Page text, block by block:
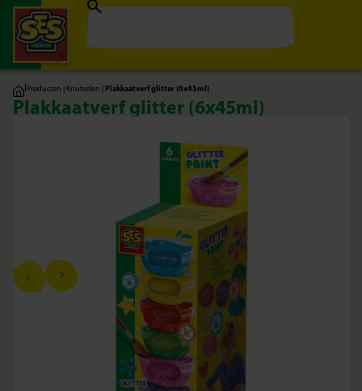
|Producten | Knutselen | Plakkaatverf glitter (6x45ml)
Plakkaatverf glitter (6x45ml)